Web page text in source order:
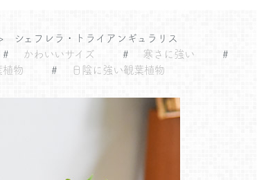
シェフレラ・トライアンギュラリス
# かわいいサイズ # 寒さに強い
#
物 # 日陰に強い観葉植物